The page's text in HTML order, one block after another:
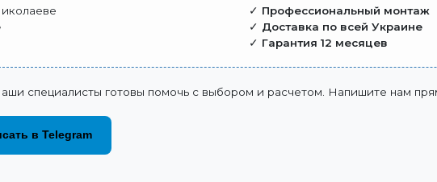
✓ Профессиональный монтаж
✓ Доставка по всей Украине
✓ Гарантия 12 месяцев
специалисты готовы помочь с выбором и расчетом. Напишите нам
в Telegram